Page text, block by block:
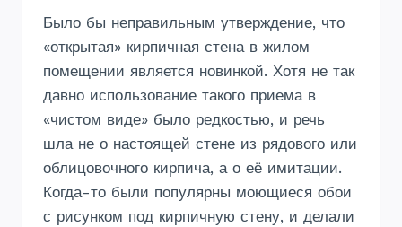
Было бы неправильным утверждение, что
«открытая» кирпичная стена в жилом
помещении является новинкой. Хотя не так
давно использование такого приема в
«чистом виде» было редкостью, и речь
шла не о настоящей стене из рядового или
облицовочного кирпича, а о её имитации.
Когда-то были популярны моющиеся обои
с рисунком под кирпичную стену, и делали